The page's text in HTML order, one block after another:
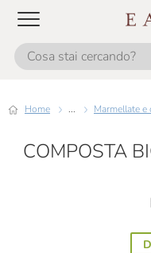
Home ... Marmellate
COMPOSTA